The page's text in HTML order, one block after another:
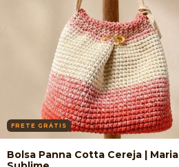
FRETE GRÁTIS
Bolsa Panna Cotta Cereja | Maria